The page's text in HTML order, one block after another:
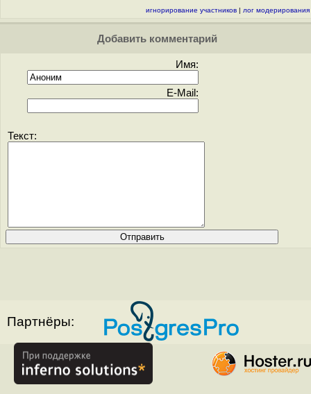
игнорирование участников | лог модерирования
Добавить комментарий
Имя:
E-Mail:
Текст:
Партнёры: